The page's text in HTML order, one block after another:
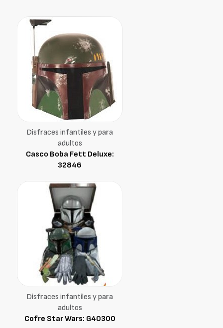
Disfraces infantiles y para
adultos
Casco Boba Fett Deluxe:
32846
Disfraces infantiles y para
adultos
Cofre Star Wars: G40300